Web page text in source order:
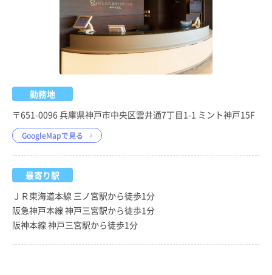
勤務地
〒651-0096 兵庫県神戸市中央区雲井通7丁目1-1 ミント神戸15F
GoogleMapで見る
最寄り駅
ＪＲ東海道本線 三ノ宮駅から徒歩1分
阪急神戸本線 神戸三宮駅から徒歩1分
阪神本線 神戸三宮駅から徒歩1分